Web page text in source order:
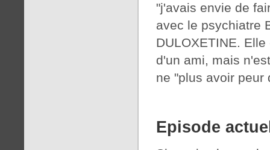
"j'avais envie de
avec le psychiatre
DULOXETINE.
d'un ami, mais
ne "plus avoir peur
Episode